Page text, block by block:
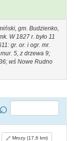
gm. Budzienko,
W 1827 r. było 11
gr. or. i ogr. mr.
5, z drzewa 9;
wś Nowe Rudno
Mrozy (17,6 km)